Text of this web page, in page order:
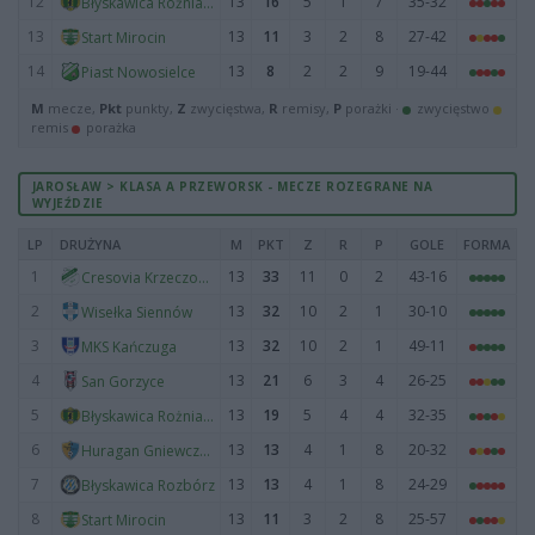
13
Start Mirocin 13 11 3 2 8
27-42
14
Piast Nowosielce 13 8 2 2 9 19-44
M mecze, Pkt punkty, Z zwycięstwa, R remisy, P porażki ·
zwycięstwo
remis
porażka
JAROSŁAW > KLASA A PRZEWORSK - MECZE ROZEGRANE NA
WYJEŹDZIE
LP DRUŻYNA M PKT Z R P GOLE FORMA
1 Cresovia Krzeczowice 13 33 11 0 2
43-16
2
Wisełka Siennów 13 32 10 2 1
30-10
3
MKS Kańczuga 13 32 10 2 1
49-11
4
San Gorzyce 13 21 6 3 4
26-25
5
Błyskawica Rożniatów 13 19 5 4 4
32-35
6
Huragan Gniewczyna 13 13 4 1 8
20-32
7
Błyskawica Rozbórz 13 13 4 1 8
24-29
8
Start Mirocin 13 11 3 2 8
25-57